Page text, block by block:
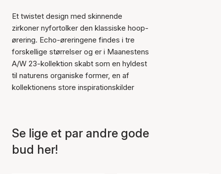
Varen er tilføjet til kurven
Et twistet design med skinnende
zirkoner nyfortolker den klassiske hoop-
ørering. Echo-øreringene findes i tre
forskellige størrelser og er i Maanestens
A/W 23-kollektion skabt som en hyldest
til naturens organiske former, en af
kollektionens store inspirationskilder
Se lige et par andre gode
bud her!